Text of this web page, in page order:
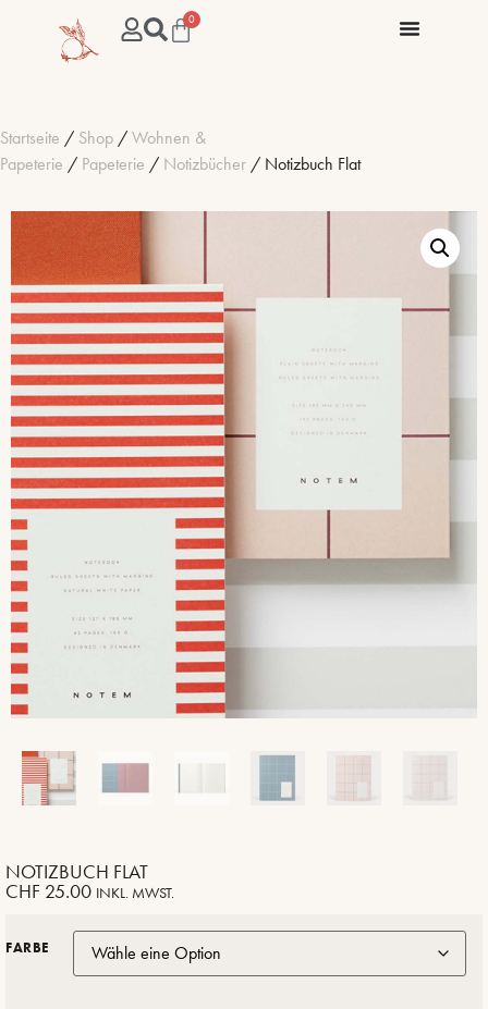
0
Startseite / Shop /Wohnen &
Papeterie / Papeterie / Notizbücher / Notizbuch Flat
NOTIZBUCH FLAT
CHF 25.00 INKL. MWST.
FARBE